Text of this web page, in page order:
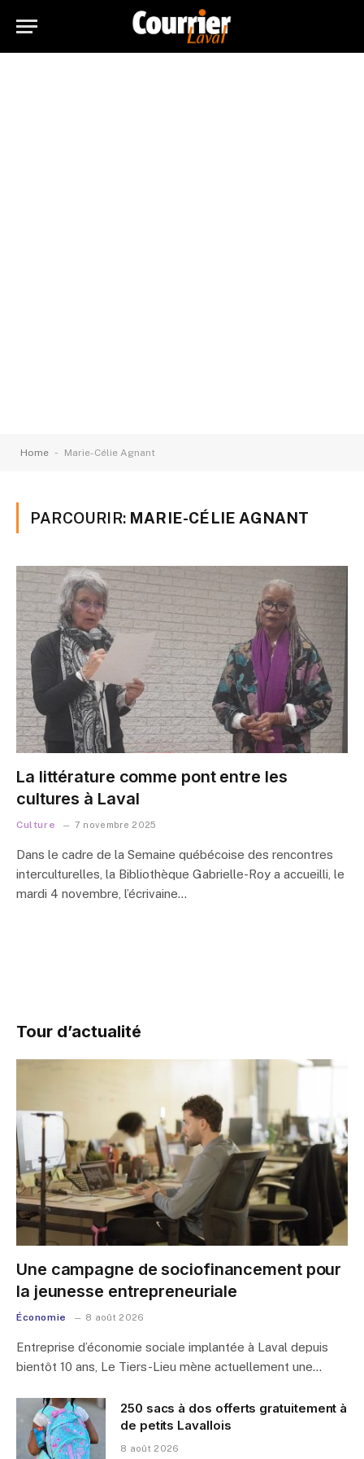
Home - Marie-Célie Agnant
PARCOURIR: MARIE-CÉLIE AGNANT
La littérature comme pont entre les
cultures à Laval
Culture 7 novembre 2025
Dans le cadre de la Semaine québécoise des rencontres
interculturelles, la Bibliothèque Gabrielle-Roy a accueilli, le
mardi 4 novembre, l’écrivaine…
Tour d’actualité
Une campagne de sociofinancement pour
la jeunesse entrepreneuriale
Économie 8 août 2026
Entreprise d’économie sociale implantée à Laval depuis
bientôt 10 ans, Le Tiers-Lieu mène actuellement une…
250 sacs à dos offerts gratuitement à
de petits Lavallois
8 août 2026